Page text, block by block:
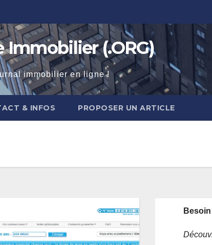
Immobilier (.ORG)
immobilier en ligne !
& INFOS PROPOSER UN ARTICLE